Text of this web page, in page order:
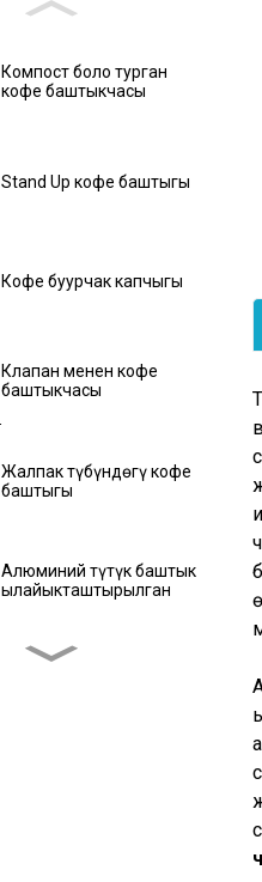
Компост боло турган
кофе баштыкчасы
Stand Up кофе баштыгы
Кофе буурчак капчыгы
Клапан менен кофе
баштыкчасы
Жалпак түбүндөгү кофе
баштыгы
Алюминий түтүк баштык
ылайыкташтырылган